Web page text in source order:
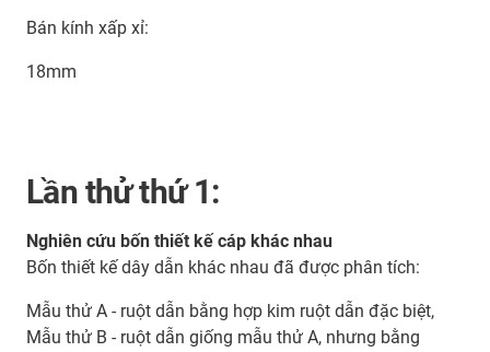
Bán kính xấp xỉ:
18mm
Lần thử thứ 1:
Nghiên cứu bốn thiết kế cáp khác nhau
Bốn thiết kế dây dẫn khác nhau đã được phân tích:
Mẫu thử A - ruột dẫn bằng hợp kim ruột dẫn đặc biệt,
Mẫu thử B - ruột dẫn giống mẫu thử A, nhưng bằng